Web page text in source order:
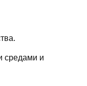
средами и